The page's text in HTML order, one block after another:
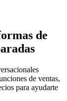
de
de ventas,
para ayudarte